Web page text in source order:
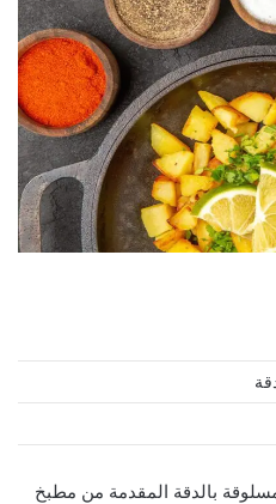
بالدقة المقدمة من مطبخ